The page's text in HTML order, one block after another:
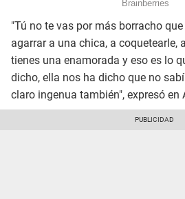
"Tú no te vas por más borracho
agarrar a una chica, a coquetearle,
tienes una enamorada y eso es lo
dicho, ella nos ha dicho que no
claro ingenua también", expresó en